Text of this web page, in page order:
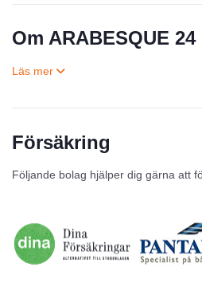
Om ARABESQUE 24
Försäkring
Följande bolag hjälper dig gärna att